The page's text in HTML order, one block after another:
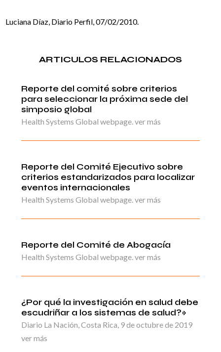
Luciana Díaz, Diario Perfil, 07/02/2010.
ARTICULOS RELACIONADOS
Reporte del comité sobre criterios
para seleccionar la próxima sede del
simposio global
Health Systems Global webpage. ver más
Reporte del Comité Ejecutivo sobre
criterios estandarizados para localizar
eventos internacionales
Health Systems Global webpage. ver más
Reporte del Comité de Abogacía
Health Systems Global webpage. ver más
¿Por qué la investigación en salud debe
escudriñar a los sistemas de salud?»
Diario La Nación, Costa Rica, 9 de octubre de 2019
ver más